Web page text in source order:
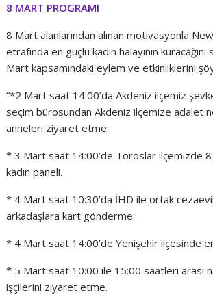
8 MART PROGRAMI
8 Mart alanlarından alınan motivasyonla
etrafında en güçlü kadın halayının
Mart kapsamındaki eylem ve etkinliklerini
“*2 Mart saat 14:00’da Akdeniz ilçemiz
seçim bürosundan Akdeniz ilçemize adalet
anneleri ziyaret etme.
* 3 Mart saat 14:00’de Toroslar ilçemizde 8
kadın paneli.
* 4 Mart saat 10:30’da İHD ile ortak
arkadaşlara kart gönderme.
* 4 Mart saat 14:00’de Yenişehir ilçesinde
* 5 Mart saat 10:00 ile 15:00 saatleri arası
işçilerini ziyaret etme.